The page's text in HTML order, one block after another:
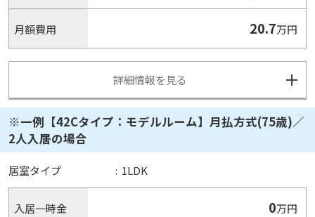
月額費用 20.7万円
詳細情報を見る
※一例【42Cタイプ：モデルルーム】月払方式(75歳)／
2人入居の場合
居室タイプ : 1LDK
入居一時金 0万円